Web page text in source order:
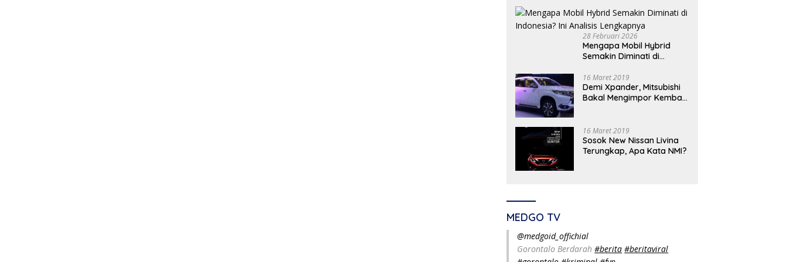
28 Februari 2026
Mengapa Mobil Hybrid
Semakin Diminati di
Lengkapnya
16 Maret 2019
Demi Xpander, Mitsubishi
Bakal Mengimpor Kembali
16 Maret 2019
Sosok New Nissan Livina
Terungkap, Apa Kata NMI?
MEDGO TV
@medgoid_offichial
Gorontalo Berdarah#berita #beritaviral